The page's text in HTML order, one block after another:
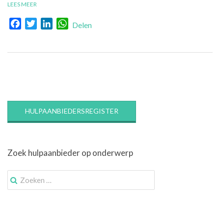
LEES MEER
FacebookTwitterLinkedInWhatsApp
Delen
HULPAANBIEDERSREGISTER
Zoek hulpaanbieder op onderwerp
Zoek
naar: